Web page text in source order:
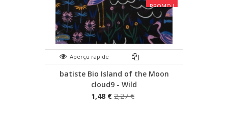
PROMO !
Aperçu rapide
batiste Bio Island of the Moon
cloud9 - Wild
1,48 € 2,27 €